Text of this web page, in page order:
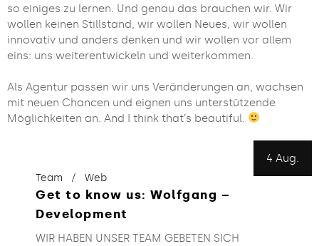
so einiges zu lernen. Und genau das brauchen wir. Wir
wollen keinen Stillstand, wir wollen Neues, wir wollen
innovativ und anders denken und wir wollen vor allem
eins: uns weiterentwickeln und weiterkommen.
Als Agentur passen wir uns Veränderungen an, wachsen
mit neuen Chancen und eignen uns unterstützende
Möglichkeiten an. And I think that’s beautiful.
4 Aug.
Team Web
Get to know us: Wolfgang –
Development
WIR HABEN UNSER TEAM GEBETEN SICH